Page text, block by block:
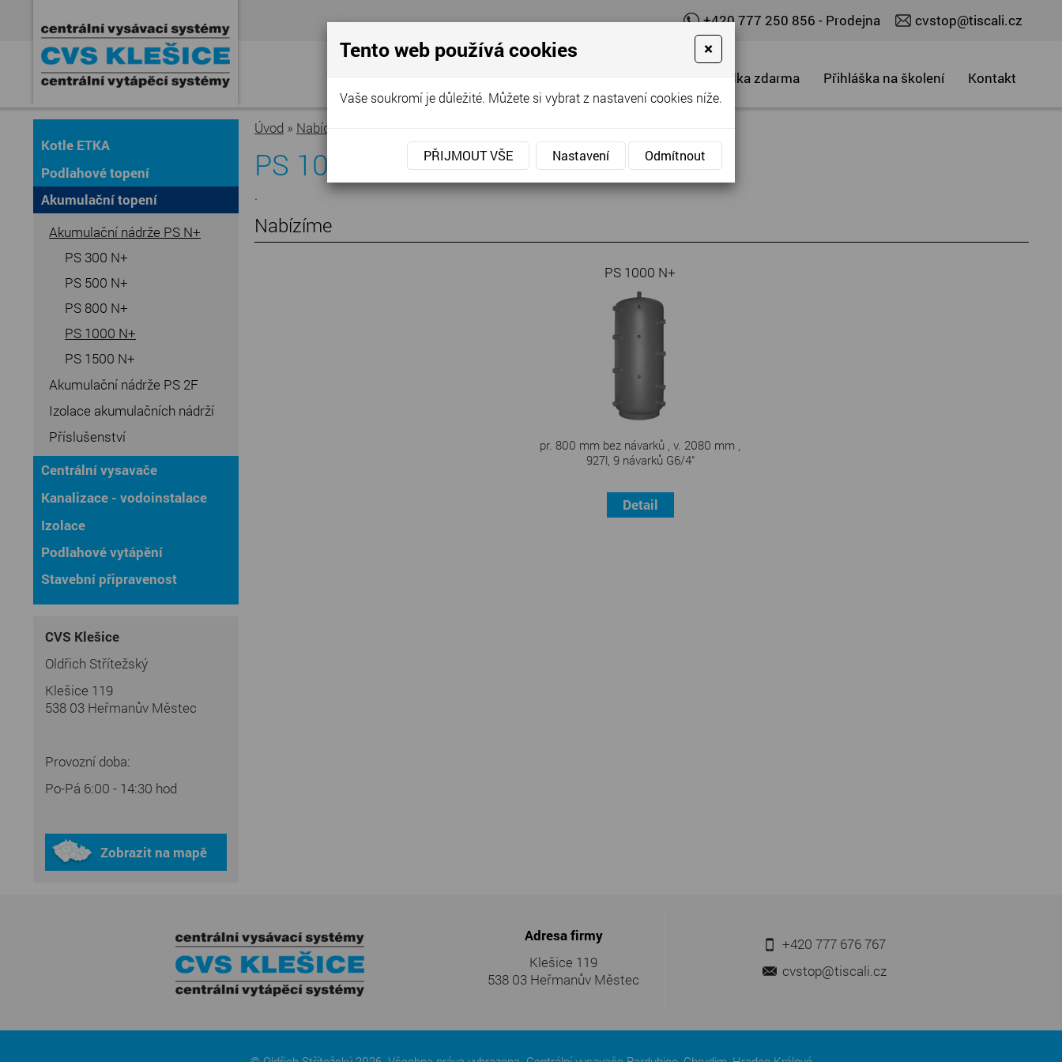
+420 777 250 856 - Prodejna cvstop@tiscali.cz
Nabídka zdarma Přihláška na školení Kontakt
Úvod » Nabídka
PS 1000 N+
.
Nabízíme
PS 1000 N+
pr. 800 mm bez návarků , v. 2080 mm ,
927l, 9 návarků G6/4"
Detail
Kotle ETKA
Podlahové topení
Akumulační topení
Akumulační nádrže PS N+
PS 300 N+
PS 500 N+
PS 800 N+
PS 1000 N+
PS 1500 N+
Akumulační nádrže PS 2F
Izolace akumulačních nádrží
Příslušenství
Centrální vysavače
Kanalizace - vodoinstalace
Izolace
Podlahové vytápění
Stavební připravenost
CVS Klešice
Oldřich Střítežský
Klešice 119
538 03 Heřmanův Městec
Provozní doba:
Po-Pá 6:00 - 14:30 hod
Zobrazit na mapě
Adresa firmy
Klešice 119
538 03 Heřmanův Městec
+420 777 676 767
cvstop@tiscali.cz
Tento web používá cookies ×
Vaše soukromí je důležité. Můžete si vybrat z nastavení cookies níže.
PŘIJMOUT VŠE Nastavení Odmítnout